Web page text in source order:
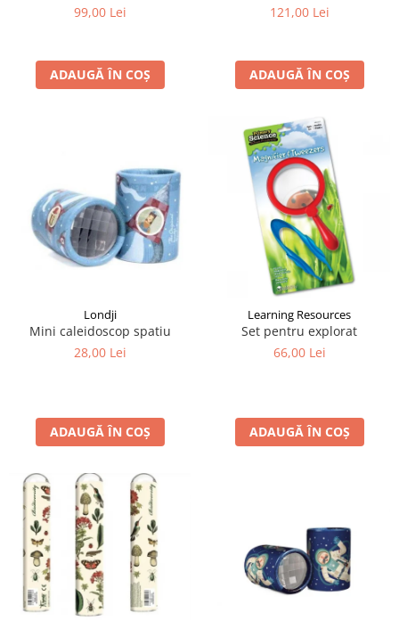
99,00 Lei
ADAUGĂ ÎN COȘ
121,00 Lei
ADAUGĂ ÎN COȘ
Londji
Mini caleidoscop spatiu
28,00 Lei
ADAUGĂ ÎN COȘ
Learning Resources
Set pentru explorat
66,00 Lei
ADAUGĂ ÎN COȘ